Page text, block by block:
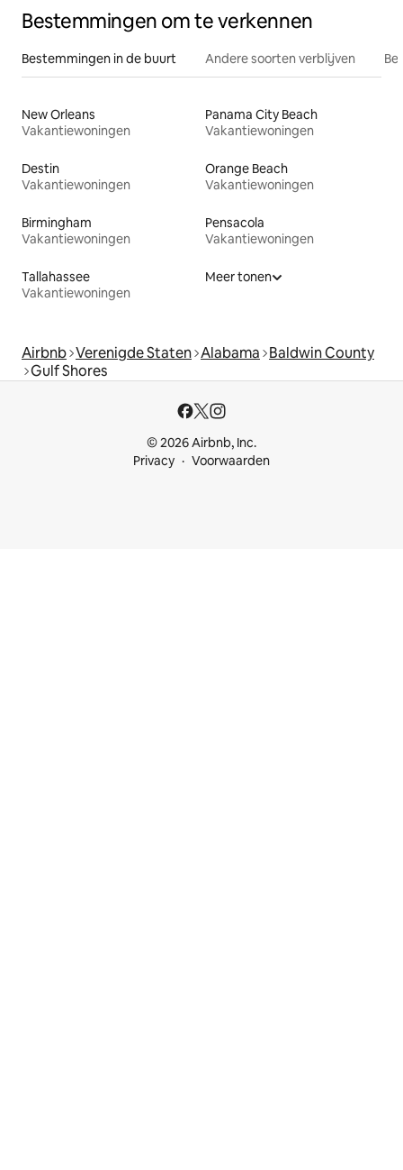
Bestemmingen om te verkennen
Bestemmingen in de buurt Andere soorten verblijven
New Orleans
Vakantiewoningen
Panama City Beach
Vakantiewoningen
Destin
Vakantiewoningen
Orange Beach
Vakantiewoningen
Birmingham
Vakantiewoningen
Pensacola
Vakantiewoningen
Tallahassee
Vakantiewoningen
Meer tonen
Airbnb Verenigde Staten Alabama Baldwin County
Gulf Shores
© 2026 Airbnb, Inc.
Privacy
Voorwaarden